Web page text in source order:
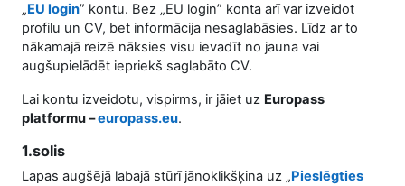
„EU login” kontu. Bez „EU login” konta arī var izveidot
profilu un CV, bet informācija nesaglabāsies. Līdz ar to
nākamajā reizē nāksies visu ievadīt no jauna vai
augšupielādēt iepriekš saglabāto CV.
Lai kontu izveidotu, vispirms, ir jāiet uz Europass
platformu –europass.eu.
1.solis
Lapas augšējā labajā stūrī jānoklikšķina uz „Pieslēgties